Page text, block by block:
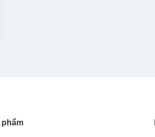
phẩm